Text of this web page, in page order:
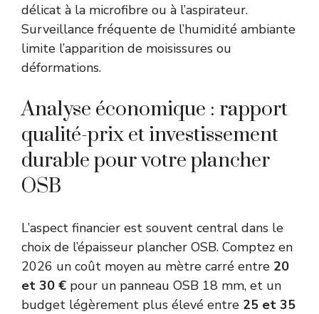
délicat à la microfibre ou à l’aspirateur.
Surveillance fréquente de l’humidité ambiante
limite l’apparition de moisissures ou
déformations.
Analyse économique : rapport
qualité-prix et investissement
durable pour votre plancher
OSB
L’aspect financier est souvent central dans le
choix de l’épaisseur plancher OSB. Comptez en
2026 un coût moyen au mètre carré entre 20
et 30 € pour un panneau OSB 18 mm, et un
budget légèrement plus élevé entre 25 et 35